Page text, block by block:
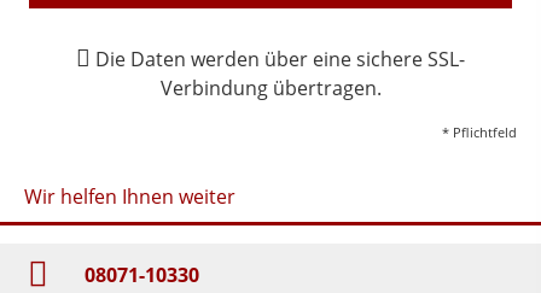
Die Daten werden über eine sichere SSL-
Verbindung übertragen.
* Pflichtfeld
Wir helfen Ihnen weiter
08071-10330